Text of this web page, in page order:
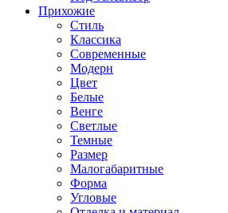
Прихожие
Стиль
Классика
Современные
Модерн
Цвет
Белые
Венге
Светлые
Темные
Размер
Малогабаритные
Форма
Угловые